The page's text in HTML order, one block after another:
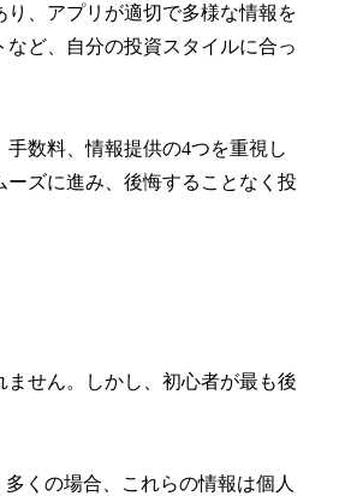
、アプリが適切で多様な情報を
ど、自分の投資スタイルに合っ
数料、情報提供の4つを重視し
ズに進み、後悔することなく投
せん。しかし、初心者が最も後
くの場合、これらの情報は個人